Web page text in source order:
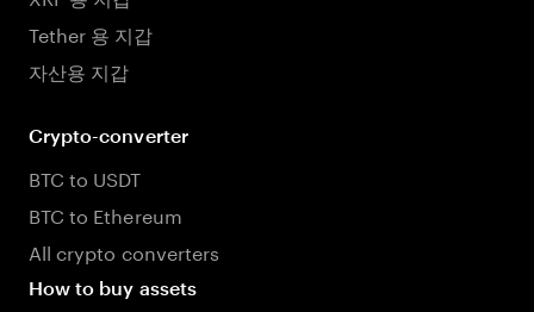
Tether 용 지갑
자산용 지갑
Crypto-converter
BTC to USDT
BTC to Ethereum
All crypto converters
How to buy assets